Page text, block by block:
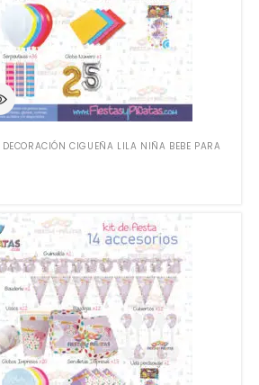
CIGUEÑA LILA NIÑA BEBE PARA